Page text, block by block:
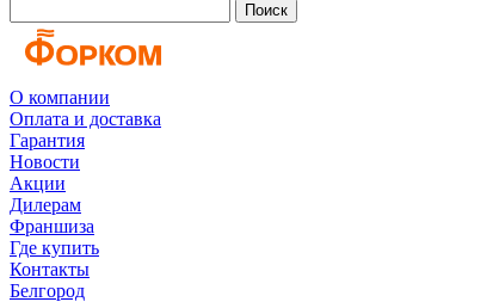
Поиск
О компании
Оплата и доставка
Гарантия
Новости
Акции
Дилерам
Франшиза
Где купить
Контакты
Белгород